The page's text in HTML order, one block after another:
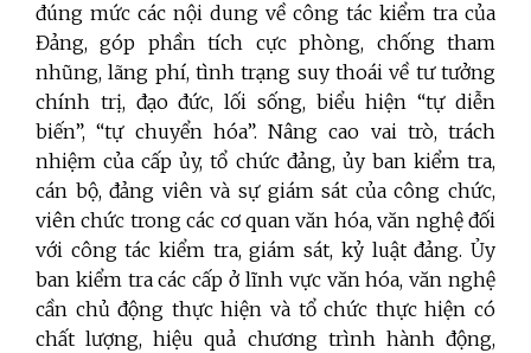
đúng mức các nội dung về công tác kiểm tra của
Đảng, góp phần tích cực phòng, chống tham
nhũng, lãng phí, tình trạng suy thoái về tư tưởng
chính trị, đạo đức, lối sống, biểu hiện “tự diễn
biến”, “tự chuyển hóa”. Nâng cao vai trò, trách
nhiệm của cấp ủy, tổ chức đảng, ủy ban kiểm tra,
cán bộ, đảng viên và sự giám sát của công chức,
viên chức trong các cơ quan văn hóa, văn nghệ đối
với công tác kiểm tra, giám sát, kỷ luật đảng. Ủy
ban kiểm tra các cấp ở lĩnh vực văn hóa, văn nghệ
cần chủ động thực hiện và tổ chức thực hiện có
chất lượng, hiệu quả chương trình hành động,